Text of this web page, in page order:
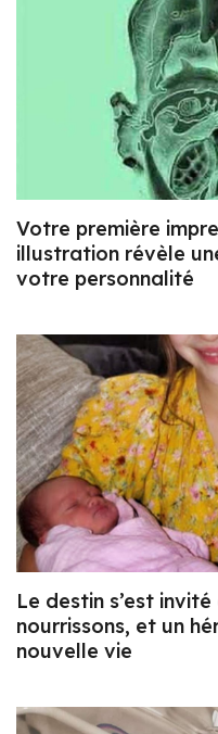
Votre première
illustration révèle
votre personnalité
Le destin s’est
nourrissons, et un
nouvelle vie